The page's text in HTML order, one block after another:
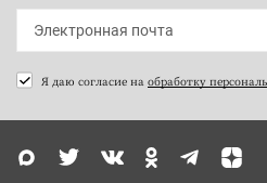
Я даю согласие на обработку